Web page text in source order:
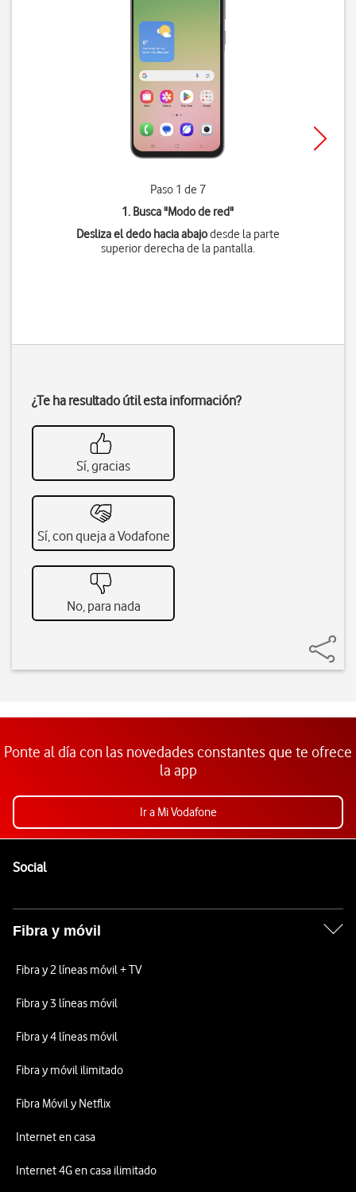
Paso 1 de 7
1. Busca "Modo de red"
Desliza el dedo hacia abajodesde la parte
superior derecha de la pantalla.
¿Te ha resultado útil esta información?
Sí, gracias
Sí, con queja a Vodafone
No, para nada
Ponte al día con las novedades constantes que te ofrece
la app
Ir a Mi Vodafone
SocialEnlaces a las redes sociales de Vodafone
Fibra y móvil
Fibra y 2 líneas móvil + TV
Fibra y 3 líneas móvil
Fibra y 4 líneas móvil
Fibra y móvil ilimitado
Fibra Móvil y Netflix
Internet en casa
Internet 4G en casa ilimitado